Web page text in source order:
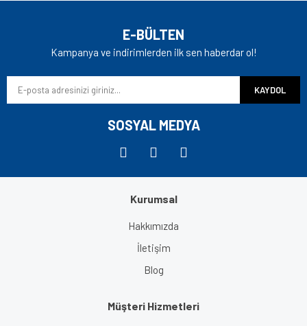
E-BÜLTEN
Kampanya ve indirimlerden ilk sen haberdar ol!
KAYDOL
SOSYAL MEDYA
Kurumsal
Hakkımızda
İletişim
Blog
Müşteri Hizmetleri